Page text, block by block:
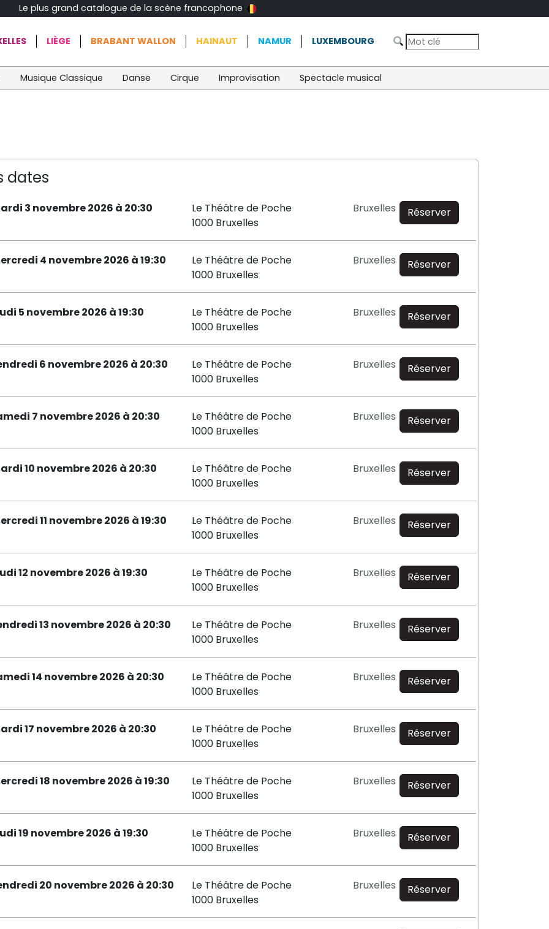
Le plus grand catalogue de la scène francophone
LIÈGE BRABANT WALLON HAINAUT NAMUR LUXEMBOURG
Musique Classique Danse Cirque Improvisation Spectacle musical
dates
3 novembre 2026 à 20:30
Le Théâtre de Poche
1000 Bruxelles
Bruxelles Réserver
4 novembre 2026 à 19:30
Le Théâtre de Poche
1000 Bruxelles
Bruxelles Réserver
5 novembre 2026 à 19:30
Le Théâtre de Poche
1000 Bruxelles
Bruxelles Réserver
6 novembre 2026 à 20:30
Le Théâtre de Poche
1000 Bruxelles
Bruxelles Réserver
7 novembre 2026 à 20:30
Le Théâtre de Poche
1000 Bruxelles
Bruxelles Réserver
10 novembre 2026 à 20:30
Le Théâtre de Poche
1000 Bruxelles
Bruxelles Réserver
11 novembre 2026 à 19:30
Le Théâtre de Poche
1000 Bruxelles
Bruxelles Réserver
12 novembre 2026 à 19:30
Le Théâtre de Poche
1000 Bruxelles
Bruxelles Réserver
13 novembre 2026 à 20:30
Le Théâtre de Poche
1000 Bruxelles
Bruxelles Réserver
14 novembre 2026 à 20:30
Le Théâtre de Poche
1000 Bruxelles
Bruxelles Réserver
17 novembre 2026 à 20:30
Le Théâtre de Poche
1000 Bruxelles
Bruxelles Réserver
18 novembre 2026 à 19:30
Le Théâtre de Poche
1000 Bruxelles
Bruxelles Réserver
19 novembre 2026 à 19:30
Le Théâtre de Poche
1000 Bruxelles
Bruxelles Réserver
20 novembre 2026 à 20:30
Le Théâtre de Poche
1000 Bruxelles
Bruxelles Réserver